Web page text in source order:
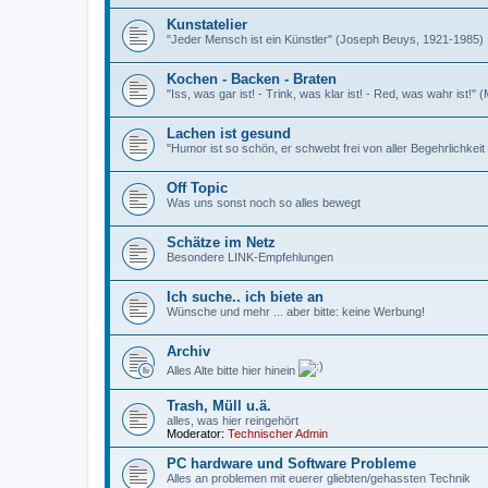
Kunstatelier
"Jeder Mensch ist ein Künstler" (Joseph Beuys, 1921-1985)
Kochen - Backen - Braten
"Iss, was gar ist! - Trink, was klar ist! - Red, was wahr ist!"
Lachen ist gesund
"Humor ist so schön, er schwebt frei von aller
Off Topic
Was uns sonst noch so alles bewegt
Schätze im Netz
Besondere LINK-Empfehlungen
Ich suche.. ich biete an
Wünsche und mehr ... aber bitte: keine Werbung!
Archiv
Alles Alte bitte hier hinein
Trash, Müll u.ä.
alles, was hier reingehört
Moderator: Technischer Admin
PC hardware und Software Probleme
Alles an problemen mit euerer gliebten/gehassten Technik